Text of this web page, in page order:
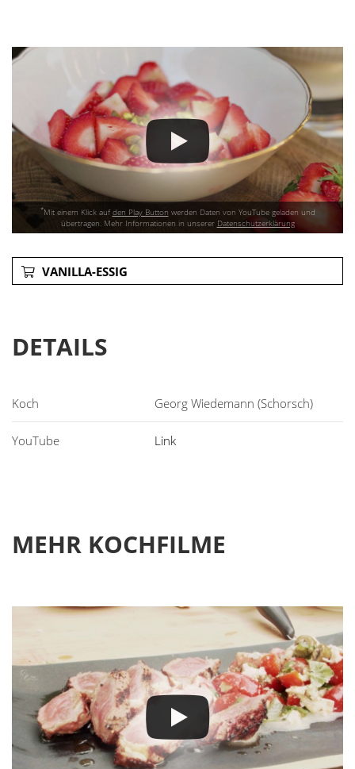
*Mit einem Klick aufden Play Button werden Daten von YouTube geladen und
übertragen. Mehr Informationen in unserer Datenschutzerklärung
VANILLA-ESSIG
DETAILS
Georg Wiedemann (Schorsch)
Link
MEHR KOCHFILME